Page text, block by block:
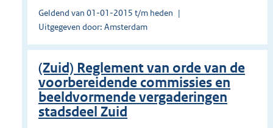
Geldend van 01-01-2015 t/m heden
Uitgegeven door: Amsterdam
(Zuid) Reglement van orde van de
voorbereidende commissies en
beeldvormende vergaderingen
stadsdeel Zuid